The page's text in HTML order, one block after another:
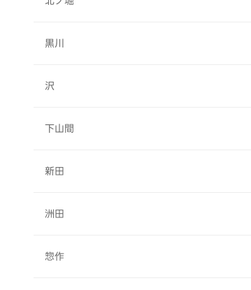
黒川
沢
下山間
新田
洲田
惣作